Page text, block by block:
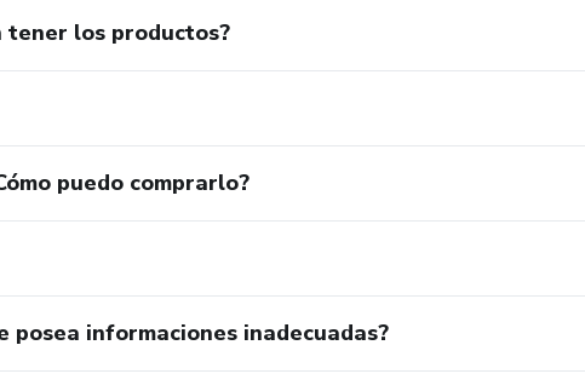
tener los productos?
puedo comprarlo?
posea informaciones inadecuadas?